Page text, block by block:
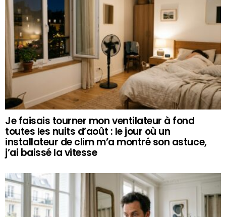
Je faisais tourner mon ventilateur à fond
toutes les nuits d’août : le jour où un
installateur de clim m’a montré son astuce,
j’ai baissé la vitesse